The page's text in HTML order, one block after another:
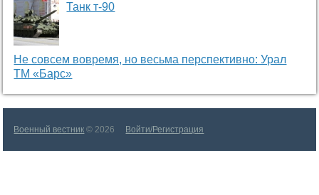
Танк т-90
Не совсем вовремя, но весьма перспективно: Урал
ТМ «Барс»
Военный вестник © 2026 Войти/Регистрация